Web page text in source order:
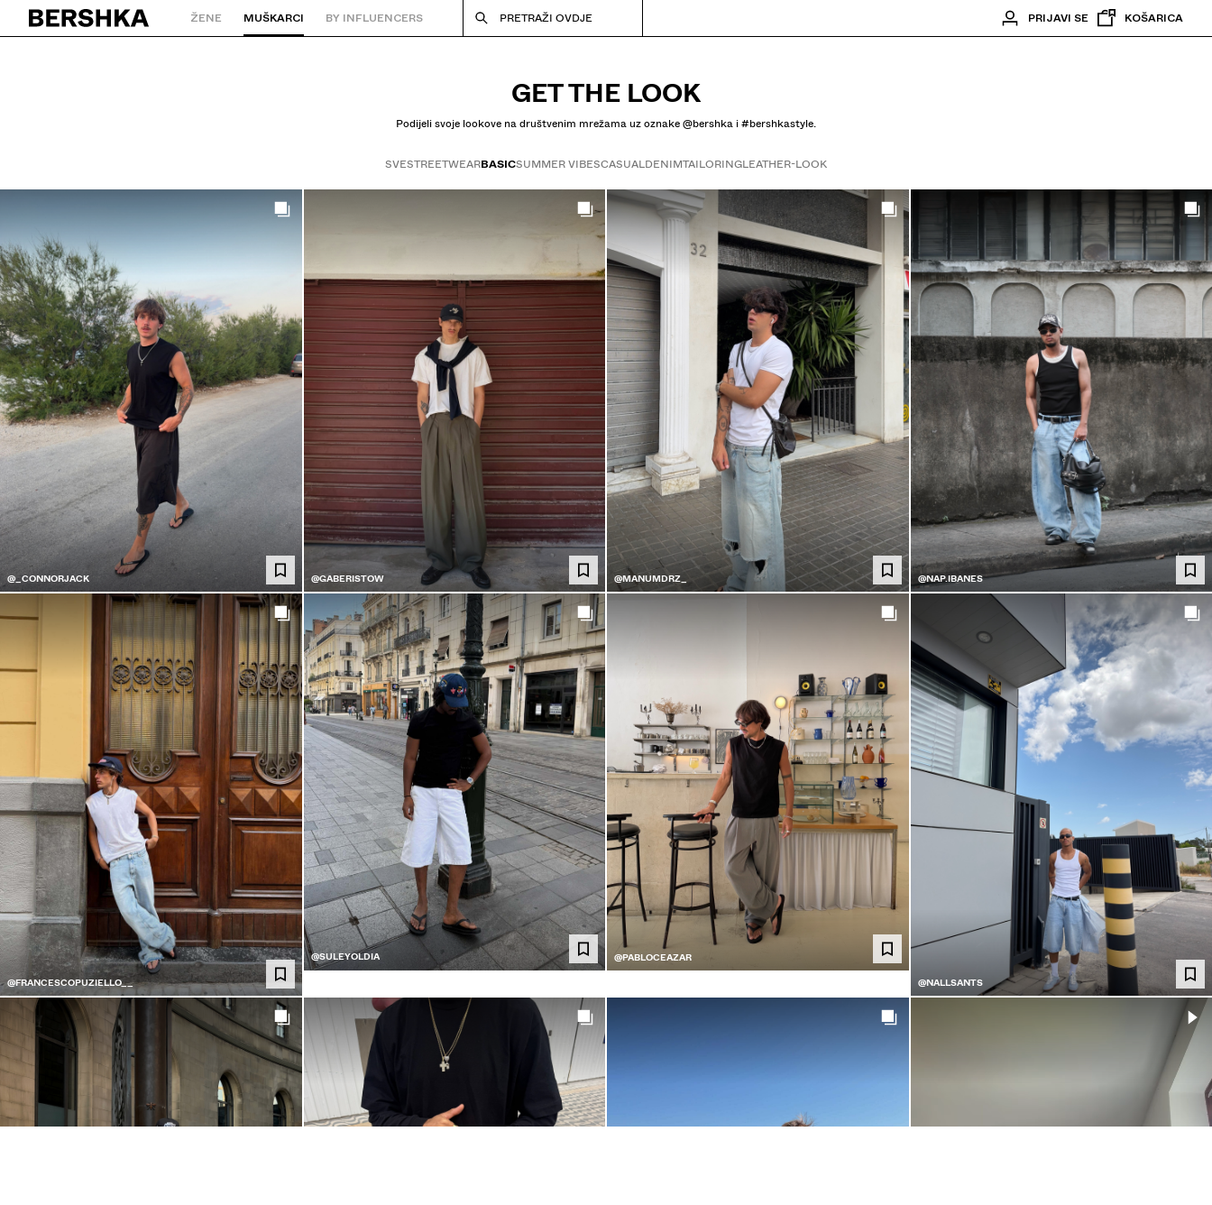
Natrag na početnu stranicu
ŽENE MUŠKARCI BY INFLUENCERS PRETRAŽI OVDJE PRIJAVI SE KOŠARICA
GET THE LOOK
Podijeli svoje lookove na društvenim mrežama uz oznake @bershka i #bershkastyle.
SVESTREETWEARBASICSUMMER VIBESCASUALDENIMTAILORINGLEATHER-LOOK
Get the look
@_CONNORJACK @GABERISTOW @MANUMDRZ_ @NAP.IBANES
@FRANCESCOPUZIELLO__
@SULEYOLDIA
@PABLOCEAZAR
@NALLSANTS